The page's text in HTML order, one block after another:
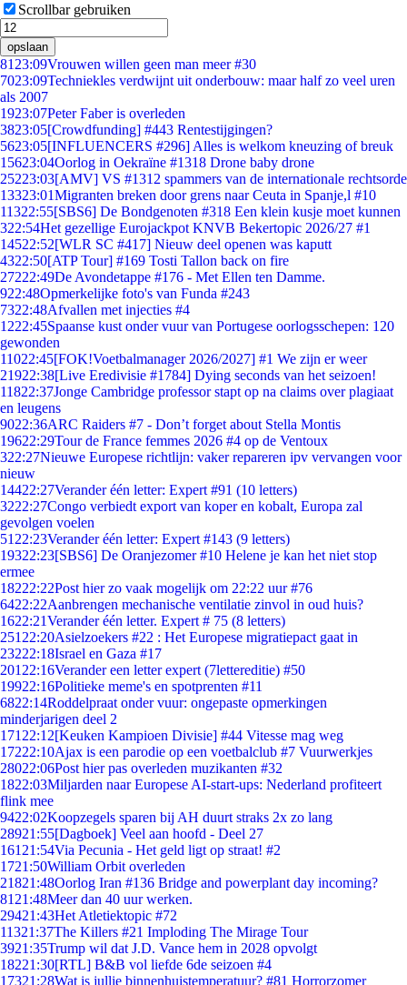
Scrollbar gebruiken
opslaan
81 23:09Vrouwen willen geen man meer #30
7023:09Techniekles verdwijnt uit onderbouw: maar half zo veel uren
als 2007
1923:07Peter Faber is overleden
3823:05[Crowdfunding] #443 Rentestijgingen?
5623:05[INFLUENCERS #296] Alles is welkom kneuzing of breuk
15623:04Oorlog in Oekraïne #1318 Drone baby drone
25223:03[AMV] VS #1312 spammers van de internationale rechtsorde
13323:01Migranten breken door grens naar Ceuta in Spanje,l #10
11322:55[SBS6] De Bondgenoten #318 Een klein kusje moet kunnen
322:54Het gezellige Eurojackpot KNVB Bekertopic 2026/27 #1
14522:52[WLR SC #417] Nieuw deel openen was kaputt
4322:50[ATP Tour] #169 Tosti Tallon back on fire
27222:49De Avondetappe #176 - Met Ellen ten Damme.
922:48Opmerkelijke foto's van Funda #243
7322:48Afvallen met injecties #4
1222:45Spaanse kust onder vuur van Portugese oorlogsschepen: 120
gewonden
11022:45[FOK!Voetbalmanager 2026/2027] #1 We zijn er weer
21922:38[Live Eredivisie #1784] Dying seconds van het seizoen!
11822:37Jonge Cambridge professor stapt op na claims over plagiaat
en leugens
9022:36ARC Raiders #7 - Don’t forget about Stella Montis
19622:29Tour de France femmes 2026 #4 op de Ventoux
322:27Nieuwe Europese richtlijn: vaker repareren ipv vervangen voor
nieuw
14422:27Verander één letter: Expert #91 (10 letters)
3222:27Congo verbiedt export van koper en kobalt, Europa zal
gevolgen voelen
51 22:23Verander één letter: Expert #143 (9 letters)
19322:23[SBS6] De Oranjezomer #10 Helene je kan het niet stop
ermee
18222:22Post hier zo vaak mogelijk om 22:22 uur #76
6422:22Aanbrengen mechanische ventilatie zinvol in oud huis?
1622:21Verander één letter. Expert # 75 (8 letters)
251 22:20Asielzoekers #22 : Het Europese migratiepact gaat in
23222:18Israel en Gaza #17
201 22:16Verander een letter expert (7lettereditie) #50
19922:16Politieke meme's en spotprenten #11
6822:14Roddelpraat onder vuur: ongepaste opmerkingen
minderjarigen deel 2
171 22:12[Keuken Kampioen Divisie] #44 Vitesse mag weg
17222:10Ajax is een parodie op een voetbalclub #7 Vuurwerkjes
28022:06Post hier pas overleden muzikanten #32
1822:03Miljarden naar Europese AI-start-ups: Nederland profiteert
flink mee
9422:02Koopzegels sparen bij AH duurt straks 2x zo lang
28921:55[Dagboek] Veel aan hoofd - Deel 27
161 21:54Via Pecunia - Het geld ligt op straat! #2
1721:50William Orbit overleden
21821:48Oorlog Iran #136 Bridge and powerplant day incoming?
81 21:48Meer dan 40 uur werken.
29421:43Het Atletiektopic #72
11321:37The Killers #21 Imploding The Mirage Tour
3921:35Trump wil dat J.D. Vance hem in 2028 opvolgt
18221:30[RTL] B&B vol liefde 6de seizoen #4
17321:28Wat is jullie binnenhuistemperatuur? #81 Horrorzomer